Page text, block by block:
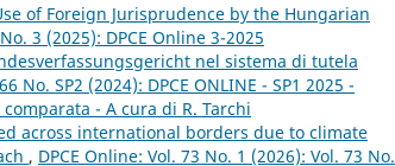
of Foreign Jurisprudence by the Hungarian
3 (2025): DPCE Online 3-2025
nel sistema di tutela
No. SP2 (2024): DPCE ONLINE - SP1 2025 -
- A cura di R. Tarchi
across international borders due to climate
, DPCE Online: Vol. 73 No. 1 (2026): Vol. 73 No.